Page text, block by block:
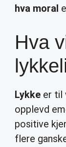
hva moral
Hva
Lykke er til
opplevd
positive
flere